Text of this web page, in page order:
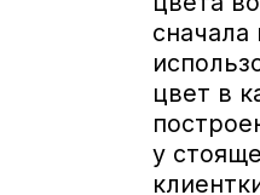
теплые.
необходимо создать
оттенок,
больше теплого цвета
Важным аспектом
что контрастные тона
нейтрализовать
оттенки. Это
необходимости